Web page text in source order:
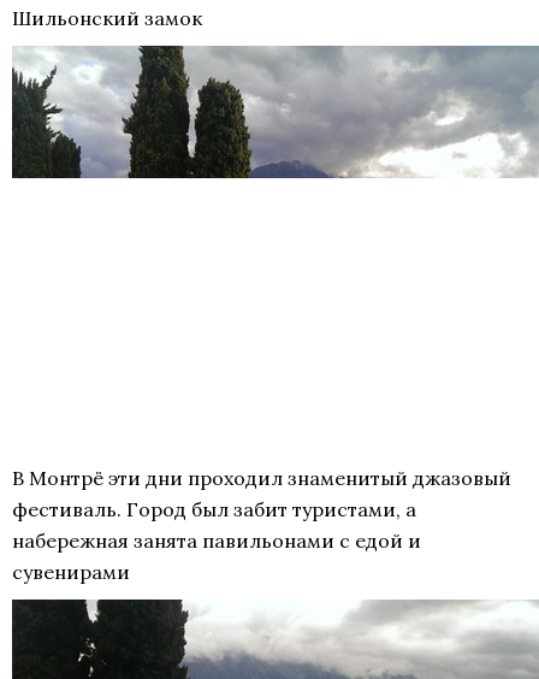
Шильонский замок
В Монтрё эти дни проходил знаменитый джазовый
фестиваль. Город был забит туристами, а
набережная занята павильонами с едой и
сувенирами